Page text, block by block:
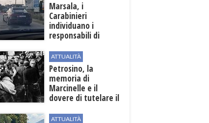
Marsala, i
Carabinieri
individuano i
responsabili di
confronti di un
uomo del posto
ATTUALITÀ
Petrosino, la
memoria di
Marcinelle e il
dovere di tutelare il
ATTUALITÀ